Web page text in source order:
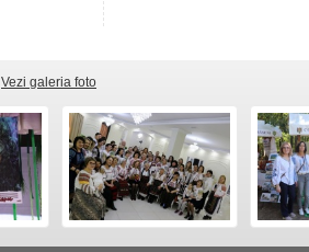
Vezi galeria foto